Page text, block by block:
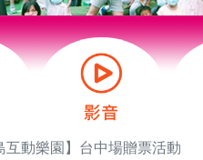
互動樂園】台中場贈票活動